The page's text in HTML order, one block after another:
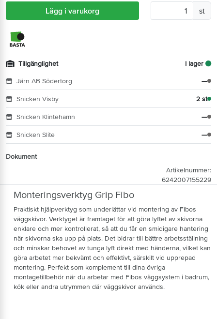
Monteringsverktyg Grip Fibo
Praktiskt hjälpverktyg som underlättar vid montering av Fibos
väggskivor. Verktyget är framtaget för att göra lyftet av skivorna
enklare och mer kontrollerat, så att du får en smidigare hantering
när skivorna ska upp på plats. Det bidrar till bättre arbetsställning
och minskar behovet av tunga lyft direkt med händerna, vilket kan
göra arbetet mer bekvämt och effektivt, särskilt vid upprepad
montering. Perfekt som komplement till dina övriga
montagetillbehör när du arbetar med Fibos väggsystem i badrum,
kök eller andra utrymmen där väggskivor används.
Lägg i varukorg st
Tillgänglighet I lager
Järn AB Södertorg —
Snicken Visby 2 st
Snicken Klintehamn —
Snicken Slite —
Dokument
Artikelnummer:
6242007155229